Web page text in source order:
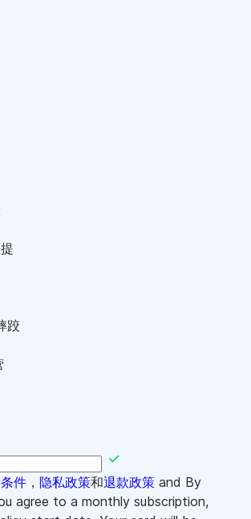
跤
件 ， 隐私政策和退款政策 and By
agree to a monthly subscription,